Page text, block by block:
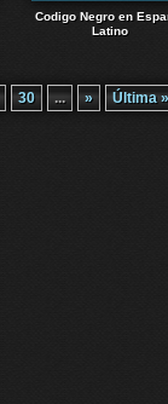
Codigo Negro en
Latino
30 ... » Última »